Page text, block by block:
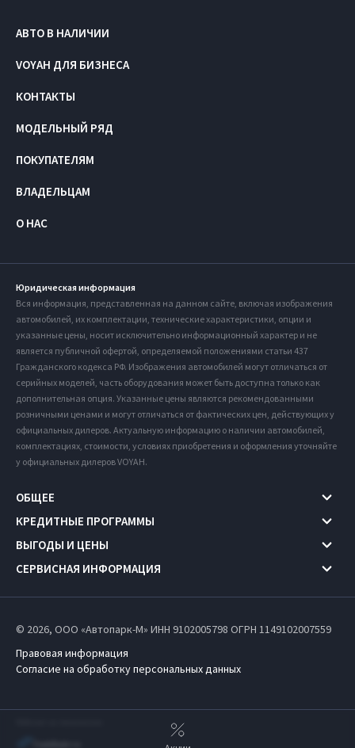
АВТО В НАЛИЧИИ
VOYAH ДЛЯ БИЗНЕСА
КОНТАКТЫ
МОДЕЛЬНЫЙ РЯД
ПОКУПАТЕЛЯМ
ВЛАДЕЛЬЦАМ
О НАС
Юридическая информация
Вся информация, представленная на данном сайте, включая изображения
автомобилей, их комплектации, технические характеристики, опции и
указанные цены, носит исключительно информационный характер и не
является публичной офертой, определяемой положениями статьи 437
Гражданского кодекса РФ. Изображения автомобилей могут отличаться от
серийных моделей, часть оборудования может быть доступна только как
дополнительная опция. Указанные цены являются рекомендованными
розничными ценами и могут отличаться от фактических цен, действующих у
официальных дилеров. Актуальную информацию о наличии автомобилей,
комплектациях, стоимости, условиях приобретения и оформления уточняйте
у официальных дилеров VOYAH.
ОБЩЕЕ
КРЕДИТНЫЕ ПРОГРАММЫ
ВЫГОДЫ И ЦЕНЫ
СЕРВИСНАЯ ИНФОРМАЦИЯ
© 2026, ООО «Автопарк-М» ИНН 9102005798 ОГРН 1149102007559
Правовая информация
Согласие на обработку персональных данных